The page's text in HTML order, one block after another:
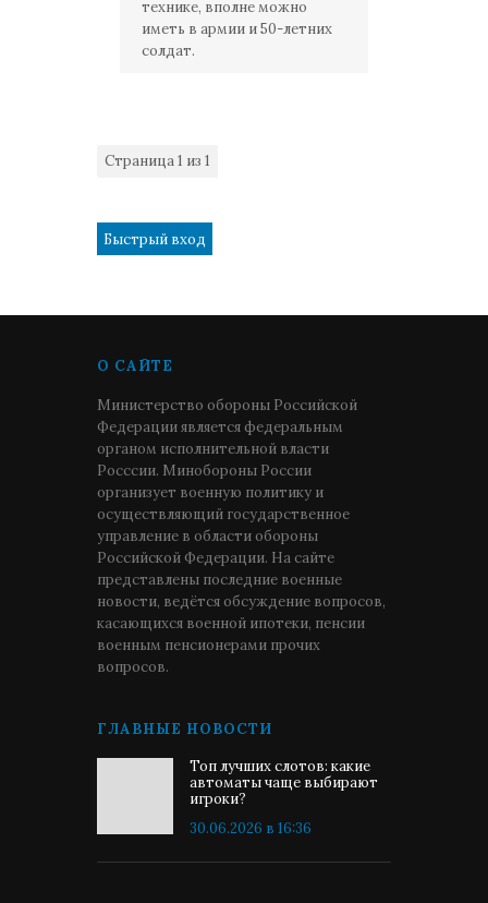
технике, вполне можно
иметь в армии и 50-летних
солдат.
Страница1 из 1
О САЙТЕ
Министерство обороны Российской
Федерации является федеральным
органом исполнительной власти
Росссии. Минобороны России
организует военную политику и
осуществляющий государственное
управление в области обороны
Российской Федерации. На сайте
представлены последние военные
новости, ведётся обсуждение вопросов,
касающихся военной ипотеки, пенсии
военным пенсионерами прочих
вопросов.
ГЛАВНЫЕ НОВОСТИ
Топ лучших слотов: какие
автоматы чаще выбирают
игроки?
30.06.2026 в 16:36